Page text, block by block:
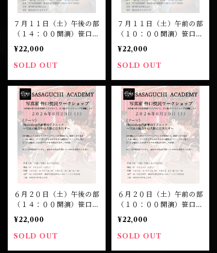
７月１１日（土）午後の部
（１４：００開演）笹口悦
民 ワークショップ 受講
チケット
¥22,000
SOLD OUT
７月１１日（土）午前の部
（１０：００開演）笹口悦
民 ワークショップ 受講
チケット
¥22,000
SOLD OUT
６月２０日（土）午後の部
（１４：００開演）笹口悦
民 ワークショップ 受講
チケット
¥22,000
SOLD OUT
６月２０日（土）午前の部
（１０：００開演）笹口悦
民 ワークショップ 受講
チケット
¥22,000
SOLD OUT